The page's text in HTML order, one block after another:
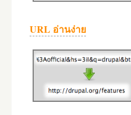
URL อ่านง่าย